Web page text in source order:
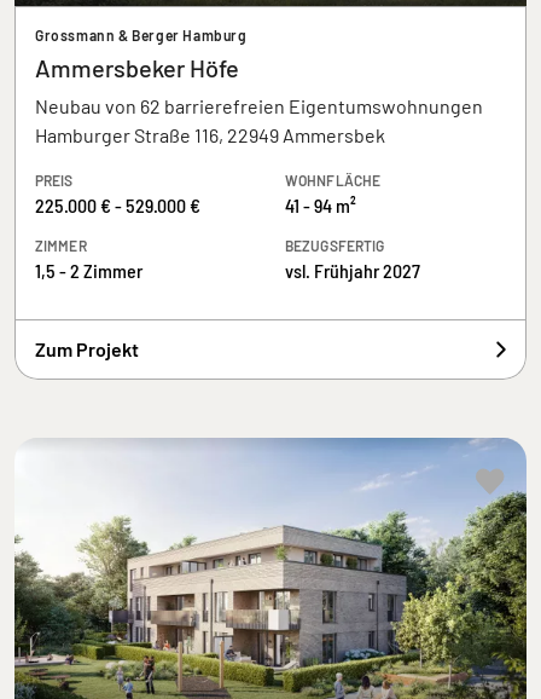
Grossmann & Berger Hamburg
Ammersbeker Höfe
Neubau von 62 barrierefreien Eigentumswohnungen
Hamburger Straße 116, 22949 Ammersbek
PREIS
225.000 € - 529.000 €
WOHNFLÄCHE
41 - 94 m²
ZIMMER
1,5 - 2 Zimmer
BEZUGSFERTIG
vsl. Frühjahr 2027
Zum Projekt